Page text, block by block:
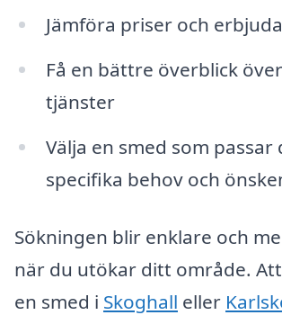
Jämföra priser och
Få en bättre överblick
tjänster
Välja en smed som passar
specifika behov och
Sökningen blir enklare och
när du utökar ditt område.
en smed i Skoghall eller